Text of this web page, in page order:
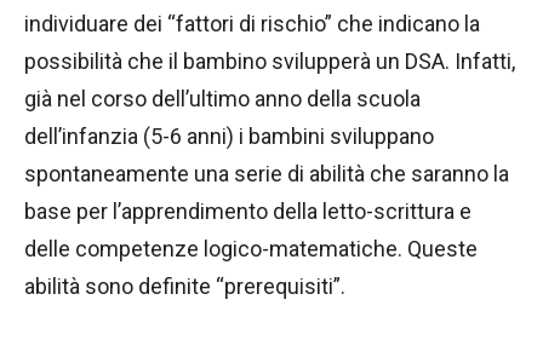
individuare dei “fattori di rischio” che indicano la
possibilità che il bambino svilupperà un DSA. Infatti,
già nel corso dell’ultimo anno della scuola
dell’infanzia (5-6 anni) i bambini sviluppano
spontaneamente una serie di abilità che saranno la
base per l’apprendimento della letto-scrittura e
delle competenze logico-matematiche. Queste
abilità sono definite “prerequisiti”.